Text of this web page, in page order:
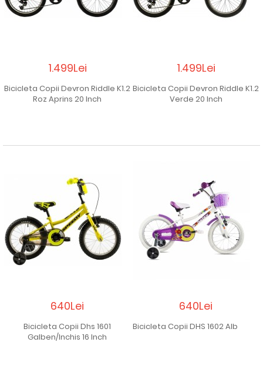
1.499Lei
Bicicleta Copii Devron Riddle K1.2
Roz Aprins 20 Inch
1.499Lei
Bicicleta Copii Devron Riddle K1.2
Verde 20 Inch
640Lei
Bicicleta Copii Dhs 1601
Galben/Inchis 16 Inch
640Lei
Bicicleta Copii DHS 1602 Alb